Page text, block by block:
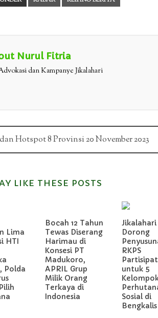
Nurul Fitria
dan Kampanye Jikalahari
Hotspot 8 Provinsi 20 November 2023
LIKE THESE POSTS
Lima
HTI
Polda
Bocah 12 Tahun
Tewas Diserang
Harimau di
Konsesi PT
Madukoro,
APRIL Grup
Milik Orang
Terkaya di
Indonesia
Jikalahari
Dorong
RKPS
untuk 5
Sosial di
Bengkalis